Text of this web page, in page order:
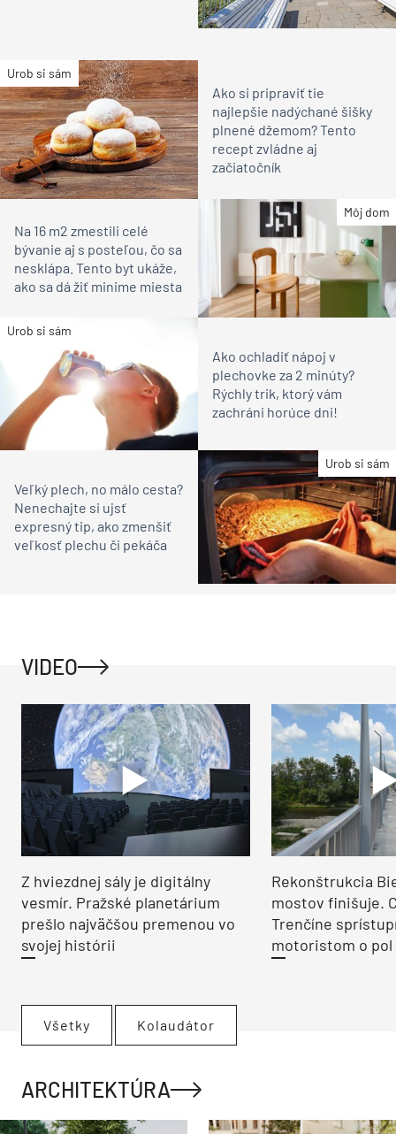
Urob si sám
Ako si pripraviť tie
najlepšie nadýchané šišky
plnené džemom? Tento
recept zvládne aj
začiatočník
Môj dom
Na 16 m2 zmestili celé
bývanie aj s posteľou, čo sa
nesklápa. Tento byt ukáže,
ako sa dá žiť minime miesta
Urob si sám
Ako ochladiť nápoj v
plechovke za 2 minúty?
Rýchly trik, ktorý vám
zachráni horúce dni!
Urob si sám
Veľký plech, no málo cesta?
Nenechajte si ujsť
expresný tip, ako zmenšiť
veľkosť plechu či pekáča
VIDEO
Z hviezdnej sály je digitálny
vesmír. Pražské planetárium
prešlo najväčšou premenou vo
svojej histórii
Rekonštrukcia
mostov finišuje.
Trenčíne
motoristom o pol
Všetky Kolaudátor
ARCHITEKTÚRA